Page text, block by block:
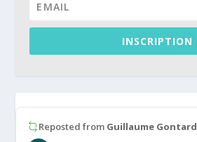
INSCRIPTION
Reposted from Guillaume Gontard